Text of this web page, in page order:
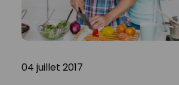
04 juillet 2017